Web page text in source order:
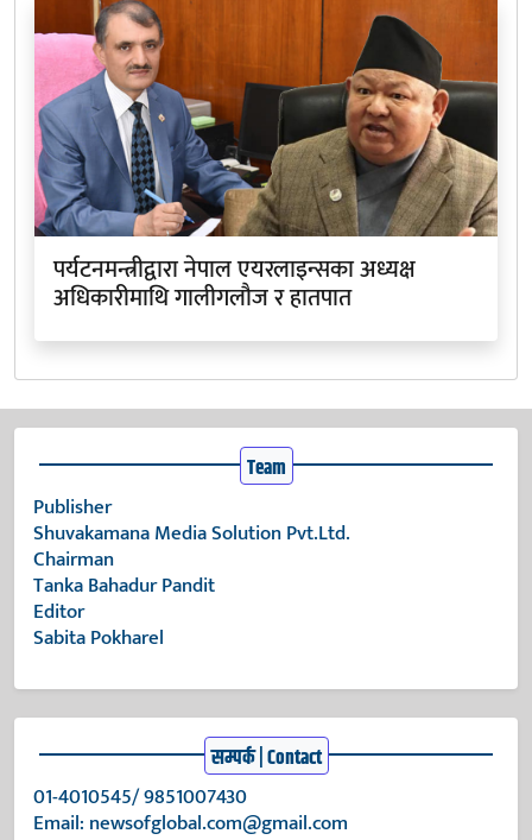
पर्यटनमन्त्रीद्वारा नेपाल एयरलाइन्सका अध्यक्ष
अधिकारीमाथि गालीगलौज र हातपात
Team
Publisher
Shuvakamana Media Solution Pvt.Ltd.
Chairman
Tanka Bahadur Pandit
Editor
Sabita Pokharel
सम्पर्क | Contact
01-4010545/ 9851007430
Email: newsofglobal.com@gmail.com